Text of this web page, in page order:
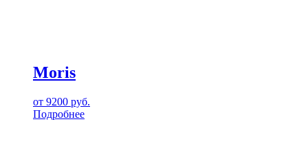
Moris
от 9200 руб.
Подробнее